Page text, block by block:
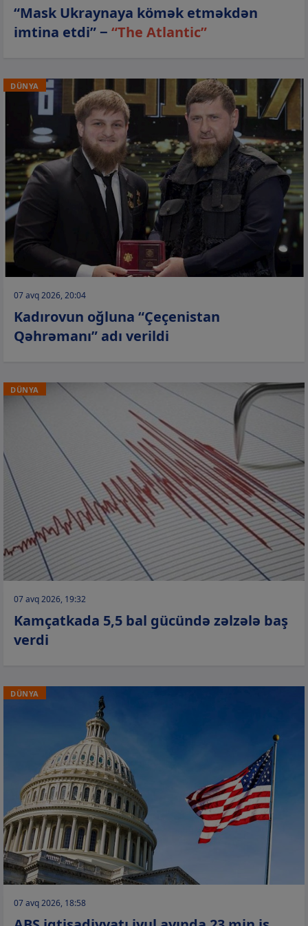
“Mask Ukraynaya kömək etməkdən
imtina etdi” − “The Atlantic”
DÜNYA
07 avq 2026, 20:04
Kadırovun oğluna “Çeçenistan
Qəhrəmanı” adı verildi
DÜNYA
07 avq 2026, 19:32
Kamçatkada 5,5 bal gücündə zəlzələ baş
verdi
DÜNYA
07 avq 2026, 18:58